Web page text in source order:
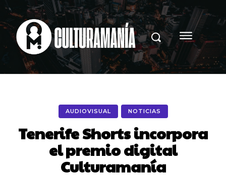
AUDIOVISUAL NOTICIAS
Tenerife Shorts incorpora
el premio digital
Culturamanía